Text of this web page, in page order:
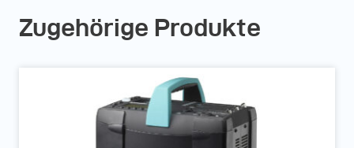
Zugehörige Produkte